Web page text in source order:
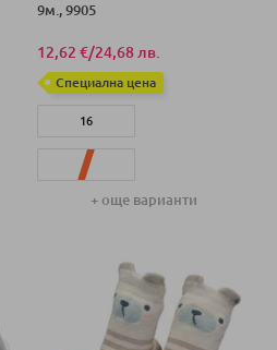
9м., 9905
12,62 €/24,68 лв.
Специална цена
16
17
+ още варианти